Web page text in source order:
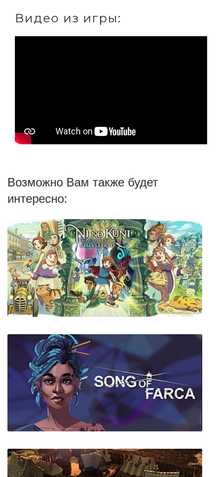
Видео из игры:
Возможно Вам также будет
интересно:
Ni no Kuni Wrath of the White Witch
Remastered